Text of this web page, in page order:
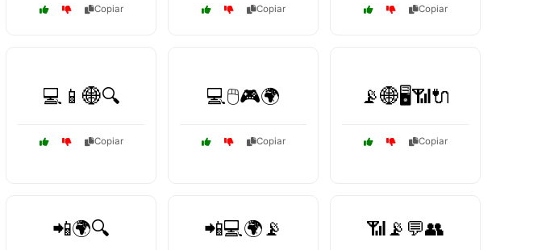
Copiar Copiar Copiar
💻📱🌐🔍
Copiar
💻🖱️🎮🌍
Copiar
📡🌐🖥️📶🔌
Copiar
📲🌍🔍 📲💻🌍📡 📶📡💬👥